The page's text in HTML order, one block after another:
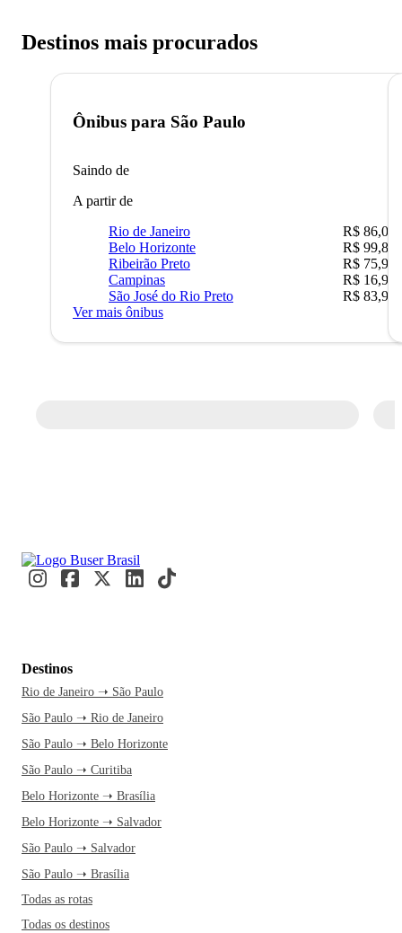
Destinos mais procurados
Ônibus para São Paulo
Saindo de
A partir de
Rio de Janeiro
R$ 86,00
Belo Horizonte
R$ 99,89
Ribeirão Preto
R$ 75,90
Campinas
R$ 16,90
São José do Rio Preto
R$ 83,90
Ver mais ônibus
Destinos
Rio de Janeiro ➝ São Paulo
São Paulo ➝ Rio de Janeiro
São Paulo ➝ Belo Horizonte
São Paulo ➝ Curitiba
Belo Horizonte ➝ Brasília
Belo Horizonte ➝ Salvador
São Paulo ➝ Salvador
São Paulo ➝ Brasília
Todas as rotas
Todas os destinos